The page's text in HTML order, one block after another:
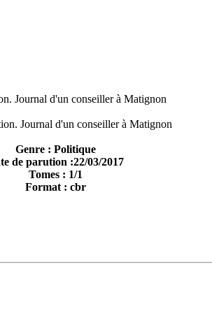
Journal d'un conseiller à Matignon
Genre : Politique
de parution :22/03/2017
Tomes : 1/1
Format : cbr